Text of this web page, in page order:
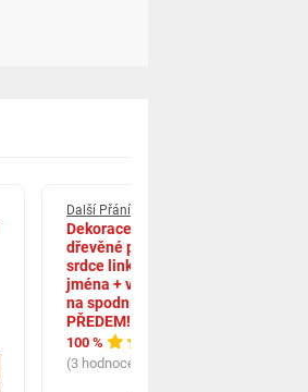
Další Přání
Dekorace z Česka Svatební
dřevěné přání na peníze -
srdce linka Nápis: Vlastní
jména + věnování od koho
na spodní díl + PLATBA
PŘEDEM!
100 %
(3 hodnocení)